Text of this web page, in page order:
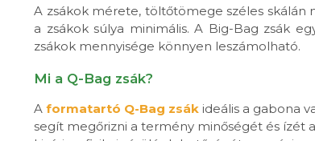
A zsákok mérete, töltőtömege széles
a zsákok súlya minimális. A Big-Bag zsák
zsákok mennyisége könnyen leszámolható.
Mi a Q-Bag zsák?
A formatartó Q-Bag zsák ideális a gabona
segít megőrizni a termény minőségét és ízét